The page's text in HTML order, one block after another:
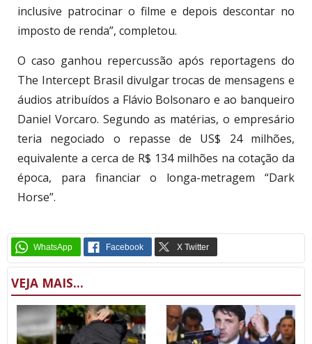
inclusive patrocinar o filme e depois descontar no
imposto de renda”, completou.
O caso ganhou repercussão após reportagens do
The Intercept Brasil divulgar trocas de mensagens e
áudios atribuídos a Flávio Bolsonaro e ao banqueiro
Daniel Vorcaro. Segundo as matérias, o empresário
teria negociado o repasse de US$ 24 milhões,
equivalente a cerca de R$ 134 milhões na cotação da
época, para financiar o longa-metragem “Dark
Horse”.
VEJA MAIS...